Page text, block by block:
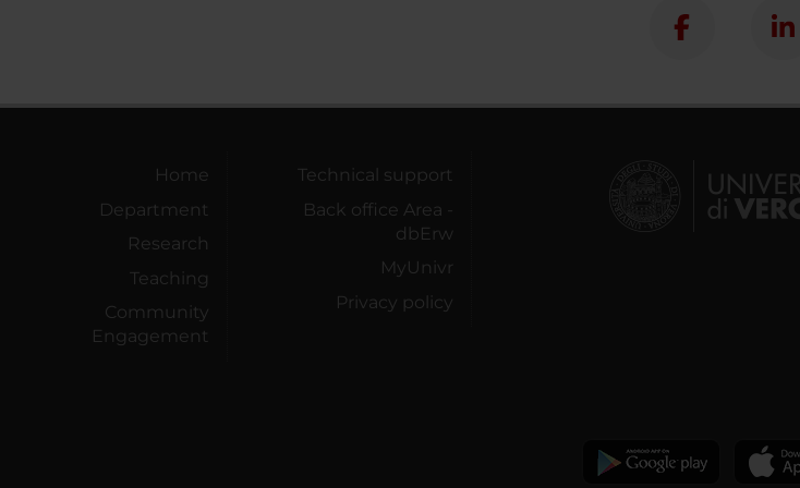
Home
Department
Research
Teaching
Community
Engagement
Technical support
Back office Area -
dbErw
MyUnivr
Privacy policy